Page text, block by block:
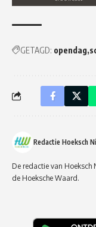
GETAGD: opendag
Redactie Hoeksch
De redactie van
de Hoeksche Waard.